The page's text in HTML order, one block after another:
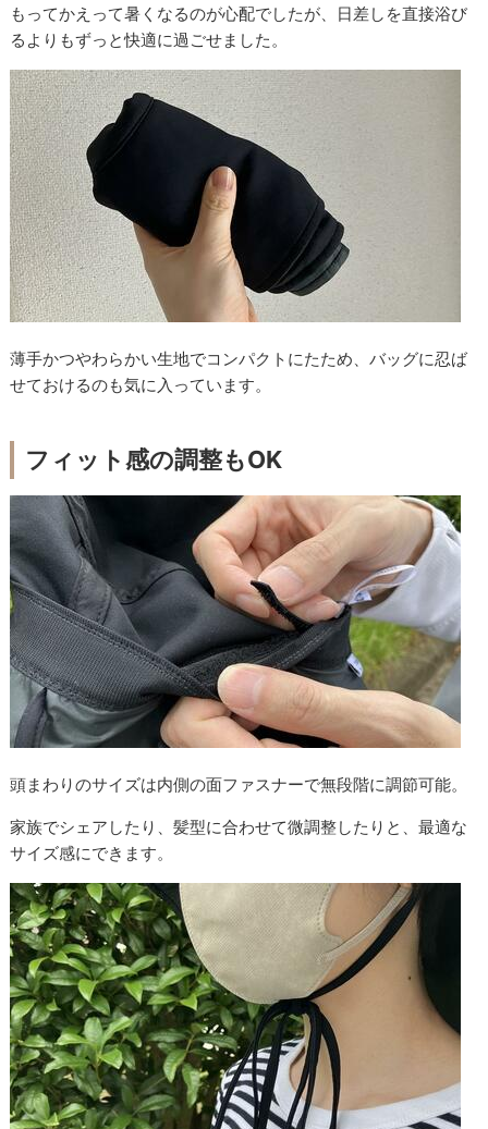
もってかえって暑くなるのが心配でしたが、日差しを直接浴び
るよりもずっと快適に過ごせました。
薄手かつやわらかい生地でコンパクトにたため、バッグに忍ば
せておけるのも気に入っています。
フィット感の調整もOK
頭まわりのサイズは内側の面ファスナーで無段階に調節可能。
家族でシェアしたり、髪型に合わせて微調整したりと、最適な
サイズ感にできます。